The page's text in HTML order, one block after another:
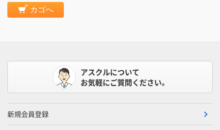
カゴへ
アスクルについて
お気軽にご質問ください。
新規会員登録